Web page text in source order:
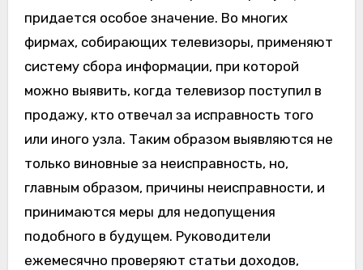
придается особое значение. Во многих
фирмах, собирающих телевизоры, применяют
систему сбора информации, при которой
можно выявить, когда телевизор поступил в
продажу, кто отвечал за исправность того
или иного узла. Таким образом выявляются не
только виновные за неисправность, но,
главным образом, причины неисправности, и
принимаются меры для недопущения
подобного в будущем. Руководители
ежемесячно проверяют статьи доходов,